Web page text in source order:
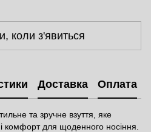
коли з'явиться
Доставка Оплата
та зручне взуття, яке
і комфорт для щоденного носіння.